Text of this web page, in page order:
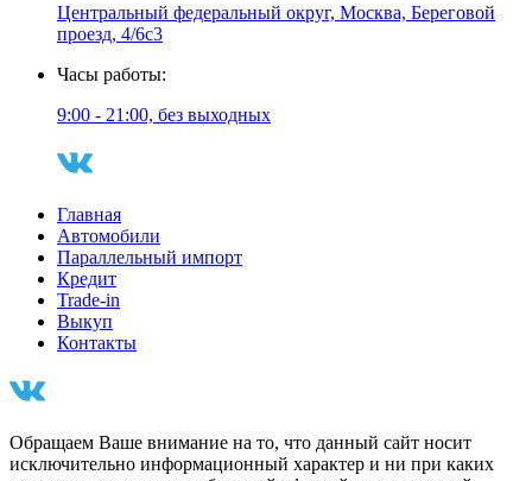
Центральный федеральный округ, Москва, Береговой
проезд, 4/6с3
Часы работы:
9:00 - 21:00, без выходных
Главная
Автомобили
Параллельный импорт
Кредит
Trade-in
Выкуп
Контакты
Обращаем Ваше внимание на то, что данный сайт носит
исключительно информационный характер и ни при каких